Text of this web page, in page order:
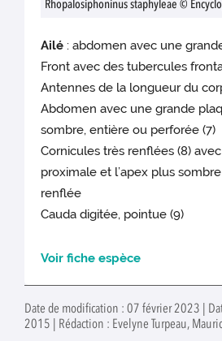
Rhopalosiphoninus staphyleae ©
Ailé : abdomen avec une
Front avec des tubercules
Antennes de la longueur du
Abdomen avec une grande
sombre, entière ou perforée (7)
Cornicules très renflées (8)
proximale et l’apex plus
renflée
Cauda digitée, pointue (9)
Voir fiche espèce
Date de modification : 07 février 2023 |
2015 | Rédaction : Evelyne Turpeau,